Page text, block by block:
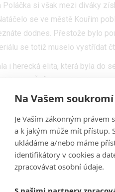
Poláčka si však mezi diváky
se ve městě Kouřim
dodnes. Přestože bylo
se totiž muselo vystřídat
i herecká elita, která byla do
Libušce Šafránkové. Ta ji však
František Filipovský, než
hereckého obsazení
médií nestojí. Stejně jako
dětství.
Na Vašem
Je Vaším zákonným
a k jakým může mít přístup.
ukládáme a/nebo máme
identifikátory v cookies a
zpracovávat osobní údaje.